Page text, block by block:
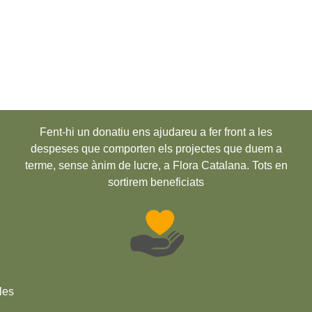
Fent-hi un donatiu ens ajudareu a fer front a les
despeses que comporten els projectes que duem a
terme, sense ànim de lucre, a Flora Catalana. Tots en
sortirem beneficiats